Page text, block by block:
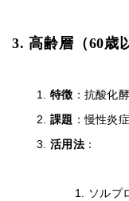
3. 高齢層（60歳
特徴 ：抗酸化
課題 ：慢性炎
活用法：
ソルプ